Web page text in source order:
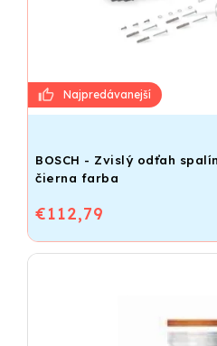
BOSCH - Zvislý odťah
čierna farba
€112,79